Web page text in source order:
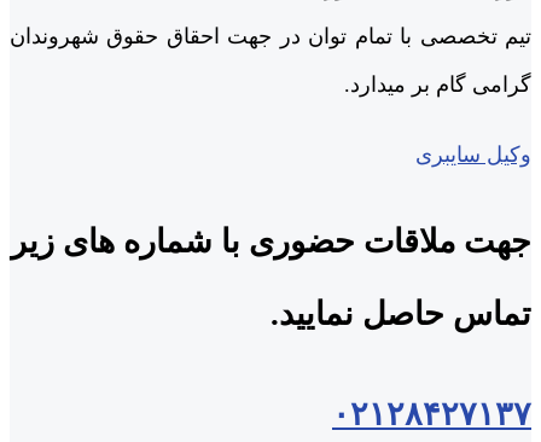
تیم تخصصی با تمام توان در جهت احقاق حقوق شهروندان
گرامی گام بر میدارد.
وکیل سایبری
جهت ملاقات حضوری با شماره های زیر
تماس حاصل نمایید.
۰۲۱۲۸۴۲۷۱۳۷